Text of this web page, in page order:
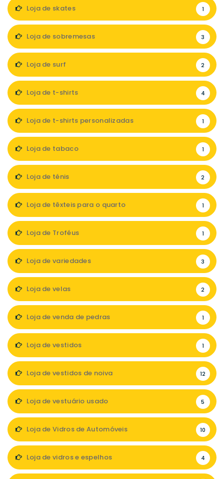
Loja de skates 1
Loja de sobremesas 3
Loja de surf 2
Loja de t-shirts 4
Loja de t-shirts personalizadas 1
Loja de tabaco 1
Loja de ténis 2
Loja de têxteis para o quarto 1
Loja de Troféus 1
Loja de variedades 3
Loja de velas 2
Loja de venda de pedras 1
Loja de vestidos 1
Loja de vestidos de noiva 12
Loja de vestuário usado 5
Loja de Vidros de Automóveis 10
Loja de vidros e espelhos 4